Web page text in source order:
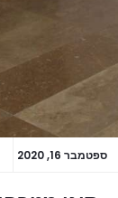
ספטמבר 16, 2020